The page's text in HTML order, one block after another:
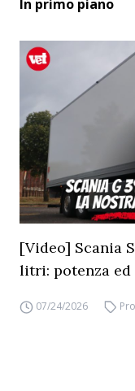
In primo piano
[Video] Scania
litri: potenza
07/24/2026